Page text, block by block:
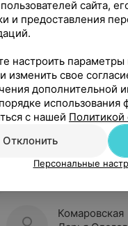
Комаровская
сайта,
и предоставления
настроить параметры
изменить свое
дополнительной
с нашей Политикой
Отклонить
Персональные